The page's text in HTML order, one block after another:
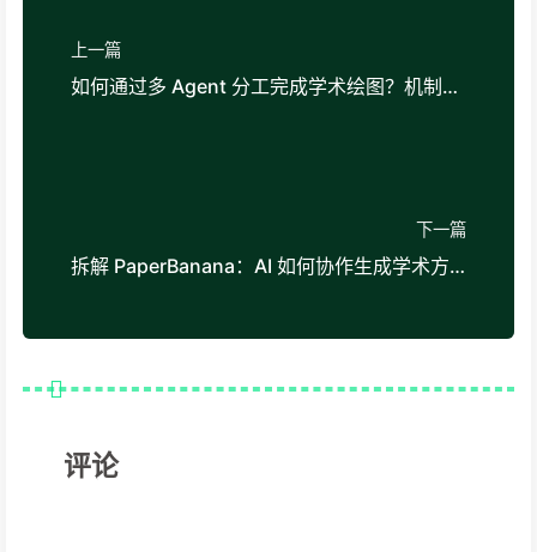
上一篇
如何通过多 Agent 分工完成学术绘图？机制拆解
下一篇
拆解 PaperBanana：AI 如何协作生成学术方法图
评论